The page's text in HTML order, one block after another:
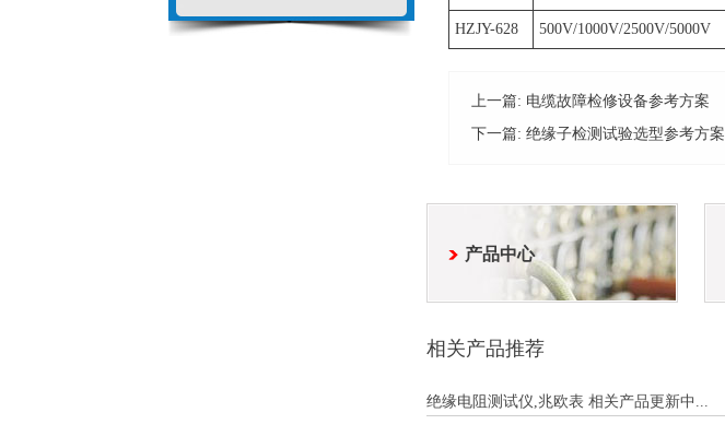
HZJY-628
500V/1000V/2500V/5000V
上一篇: 电缆故障检修设备参考方案
下一篇: 绝缘子检测试验选型参考方案
产品中心
相关产品推荐
绝缘电阻测试仪,兆欧表 相关产品更新中...